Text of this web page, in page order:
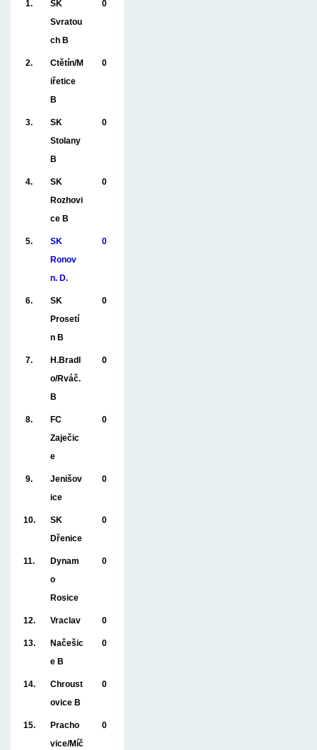
1.
SK
Svratou
ch B
0
2.
Ctětín/M
iřetice
B
0
3.
SK
Stolany
B
0
4.
SK
Rozhovi
ce B
0
5.
SK
Ronov
n. D.
0
6.
SK
Prosetí
n B
0
7.
H.Bradl
o/Rváč.
B
0
8.
FC
Zaječic
e
0
9.
Jenišov
ice
0
10.
SK
Dřenice
0
11.
Dynam
o
Rosice
0
12. Vraclav 0
13.
Načešic
e B
0
14.
Chroust
ovice B
0
15.
Pracho
vice/Míč
0